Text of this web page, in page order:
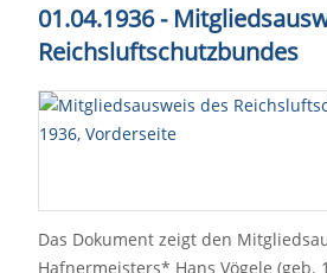
01.04.1936 -
Reichsluftschutzbundes
Das Dokument zeigt den
Hafnermeisters* Hans Vögele (geb.